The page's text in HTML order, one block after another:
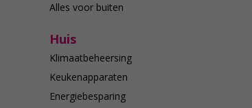
Alles voor buiten
Huis
Klimaatbeheersing
Keukenapparaten
Energiebesparing